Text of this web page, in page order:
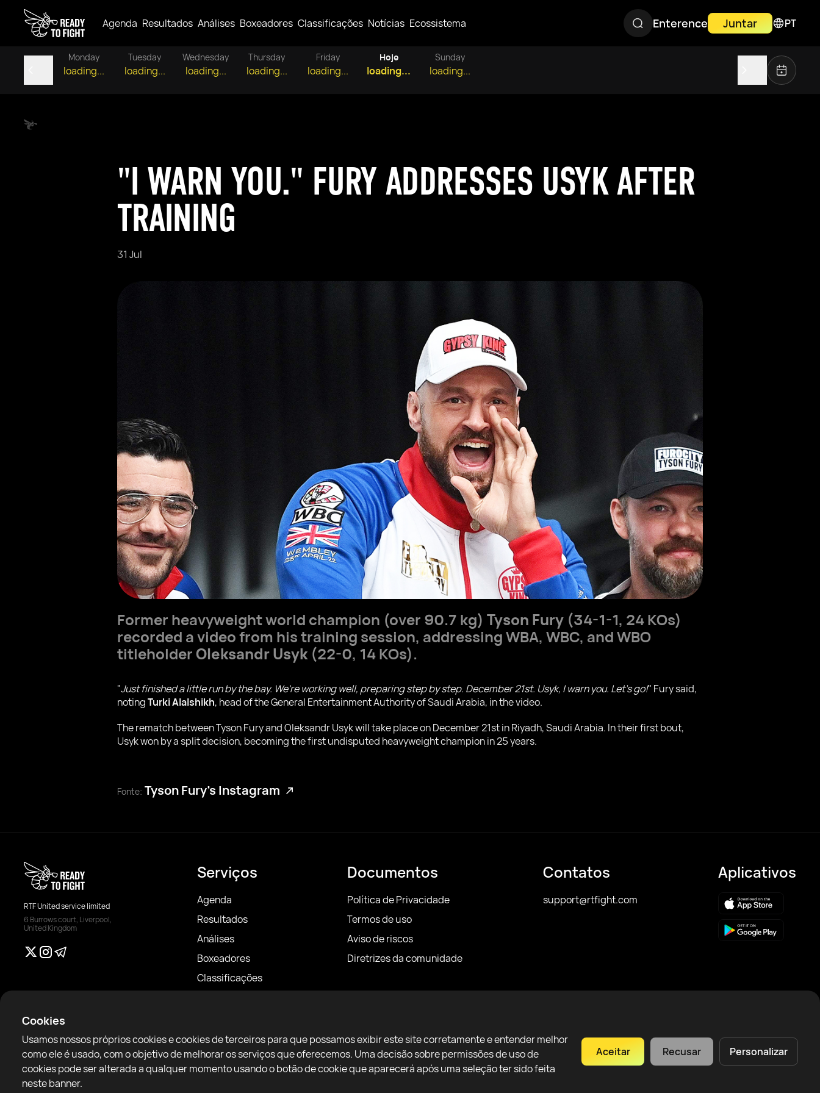
Agenda Resultados Análises Boxeadores Classificações Notícias Ecossistema Enterence Juntar PT
Monday
loading...
Tuesday
loading...
Wednesday
loading...
Thursday
loading...
Friday
loading...
Hoje
loading...
Sunday
loading...
Cookies
Usamos nossos próprios cookies e cookies de terceiros para que possamos exibir este site corretamente e entender melhor
como ele é usado, com o objetivo de melhorar os serviços que oferecemos. Uma decisão sobre permissões de uso de
cookies pode ser alterada a qualquer momento usando o botão de cookie que aparecerá após uma seleção ter sido feita
neste banner.
Aceitar Recusar Personalizar
"I WARN YOU." FURY ADDRESSES USYK AFTER
TRAINING
31 Jul
Former heavyweight world champion (over 90.7 kg) Tyson Fury (34-1-1, 24 KOs)
recorded a video from his training session, addressing WBA, WBC, and WBO
titleholderOleksandr Usyk(22-0, 14 KOs).
"Just finished a little run by the bay. We're working well, preparing step by step. December 21st. Usyk, I warn you. Let's go!" Fury said,
notingTurki Alalshikh, head of the General Entertainment Authority of Saudi Arabia, in the video.
The rematch between Tyson Fury and Oleksandr Usyk will take place on December 21st in Riyadh, Saudi Arabia. In their first bout,
Usyk won by a split decision, becoming the first undisputed heavyweight champion in 25 years.
Fonte: Tyson Fury’s Instagram
RTF United service limited
6 Burrows court, Liverpool,
United Kingdom
Serviços
Agenda
Resultados
Análises
Boxeadores
Classificações
Sparring Finder
Documentos
Política de Privacidade
Termos de uso
Aviso de riscos
Diretrizes da comunidade
Contatos
support@rtfight.com
Aplicativos